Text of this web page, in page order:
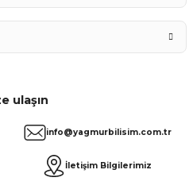
ulaşın
info@yagmurbilisim.com.tr
İletişim Bilgilerimiz